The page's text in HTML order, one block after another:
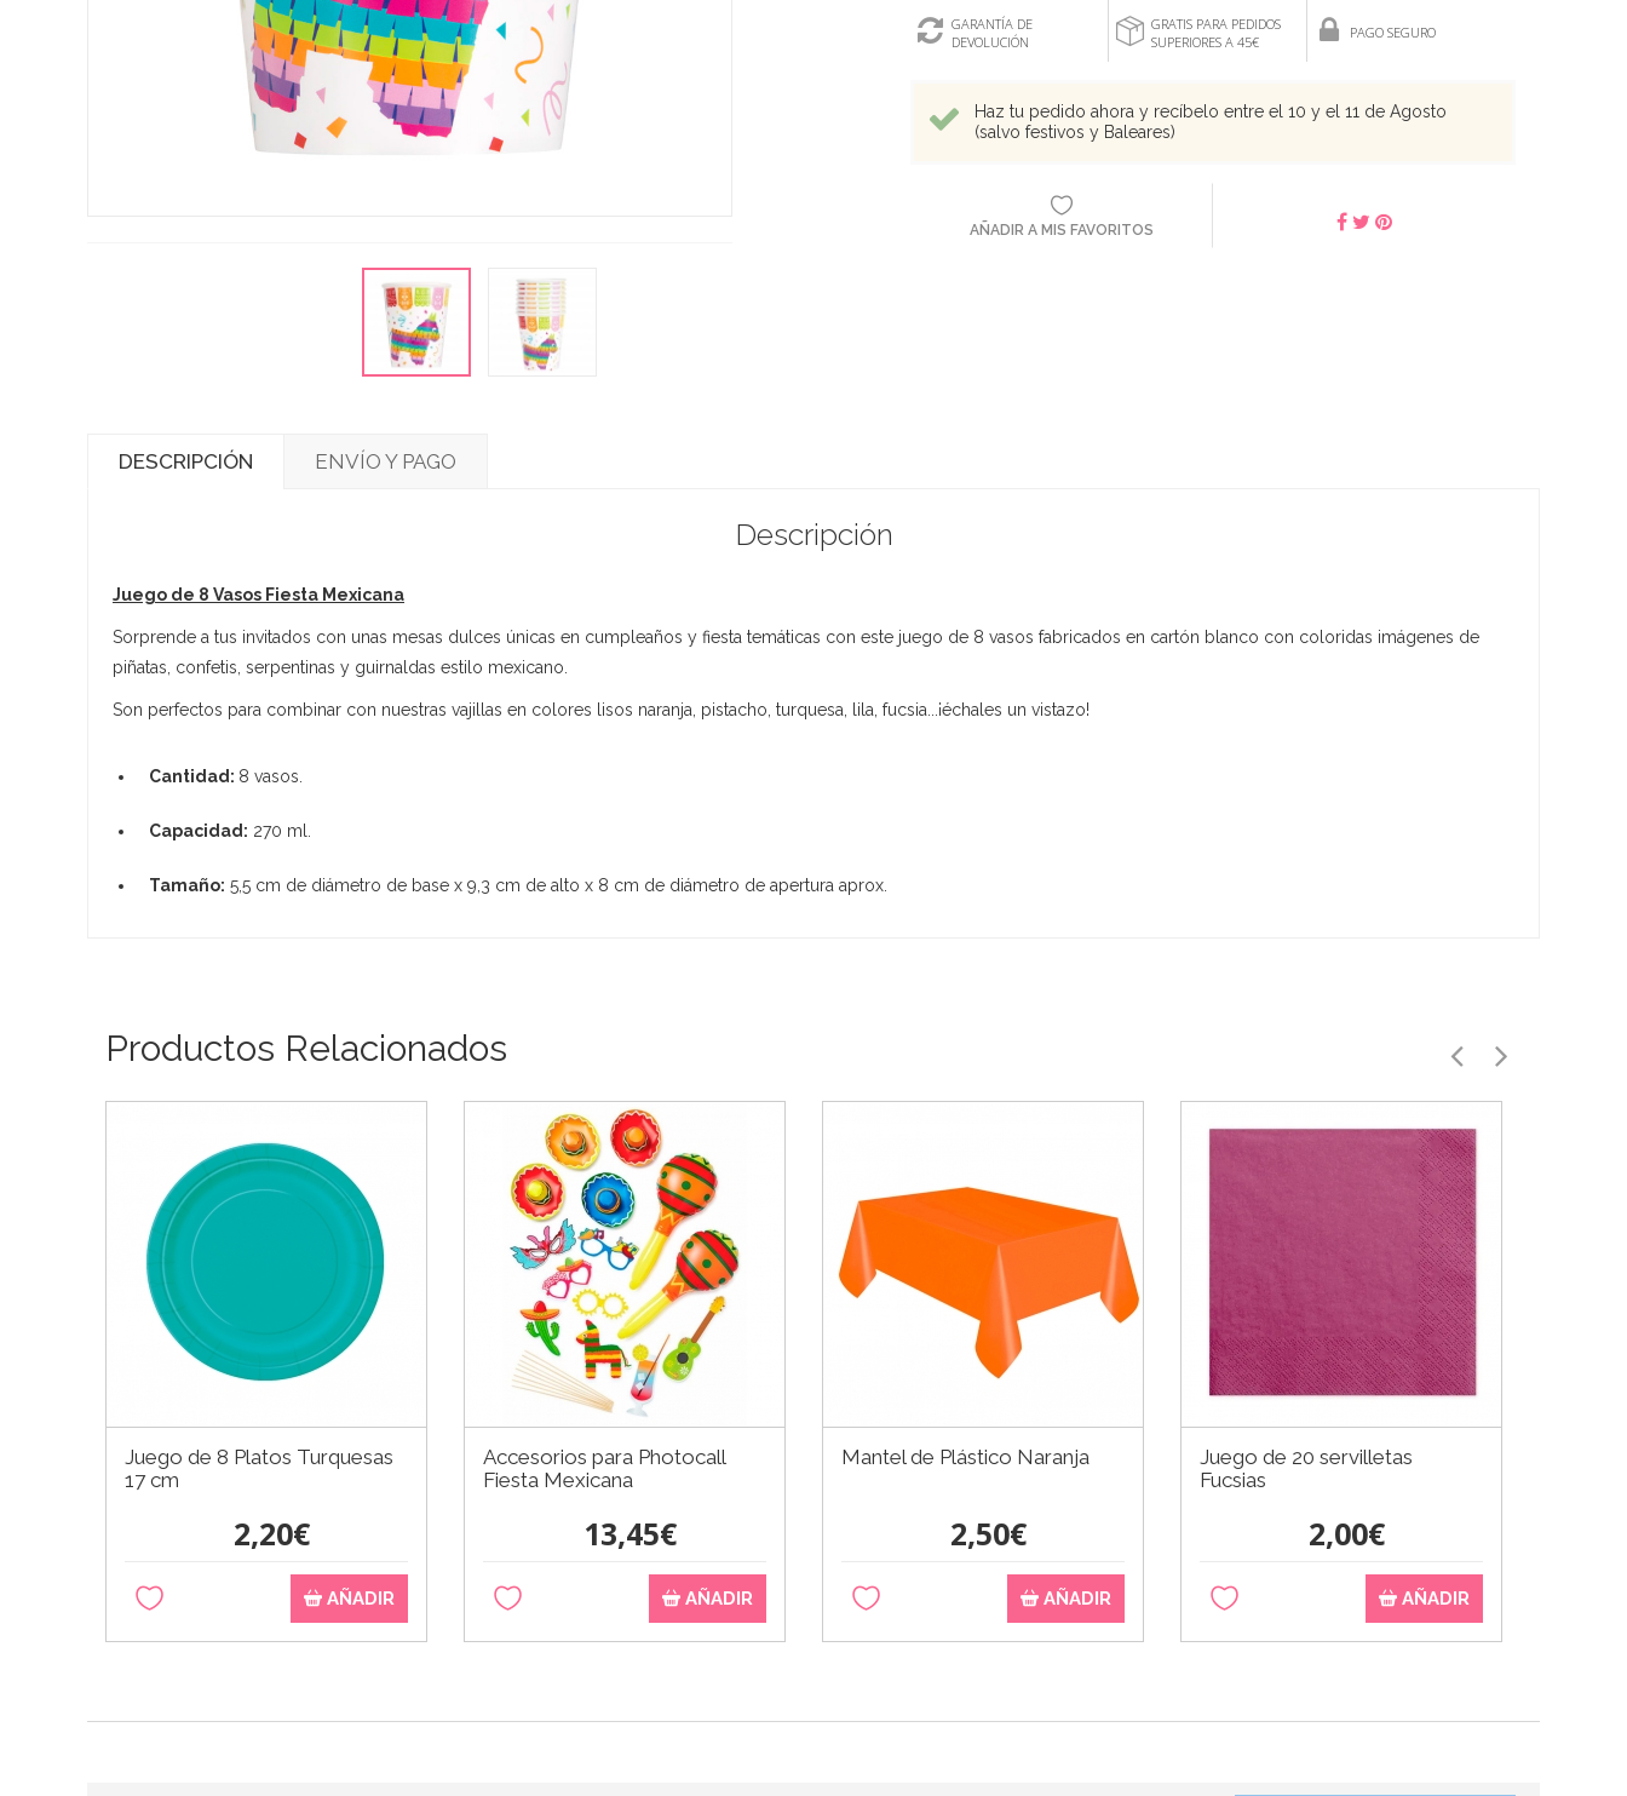
GARANTÍA DE
DEVOLUCIÓN
GRATIS PARA PEDIDOS
SUPERIORES A 45€
PAGO SEGURO
Haz tu pedido ahora y recíbelo entre el 10 y el 11 de Agosto
(salvo festivos y Baleares)
AÑADIR A MIS FAVORITOS
DESCRIPCIÓN ENVÍO Y PAGO
Descripción
Juego de 8 Vasos Fiesta Mexicana
Sorprende a tus invitados con unas mesas dulces únicas en cumpleaños y fiesta temáticas con este juego de 8 vasos fabricados en cartón blanco con coloridas imágenes de
piñatas, confetis, serpentinas y guirnaldas estilo mexicano.
Son perfectos para combinar con nuestras vajillas en colores lisos naranja, pistacho, turquesa, lila, fucsia...¡échales un vistazo!
Cantidad: 8 vasos.
Capacidad: 270 ml.
Tamaño: 5,5 cm de diámetro de base x 9,3 cm de alto x 8 cm de diámetro de apertura aprox.
Productos Relacionados
Juego de 8 Platos Turquesas
17 cm
2,20€
AÑADIR
Accesorios para Photocall
Fiesta Mexicana
13,45€
AÑADIR
Mantel de Plástico Naranja
2,50€
AÑADIR
Juego de 20 servilletas
Fucsias
2,00€
AÑADIR